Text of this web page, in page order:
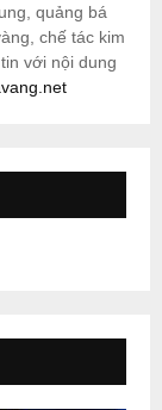
quảng bá
chế tác kim
với nội dung